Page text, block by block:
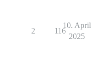
2 116
10. April
2025